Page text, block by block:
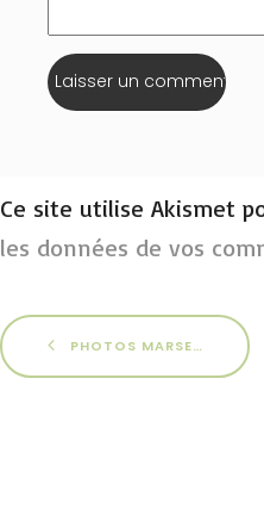
Ce site utilise Akismet
les données de vos
PHOTOS MARSEILLE 2013